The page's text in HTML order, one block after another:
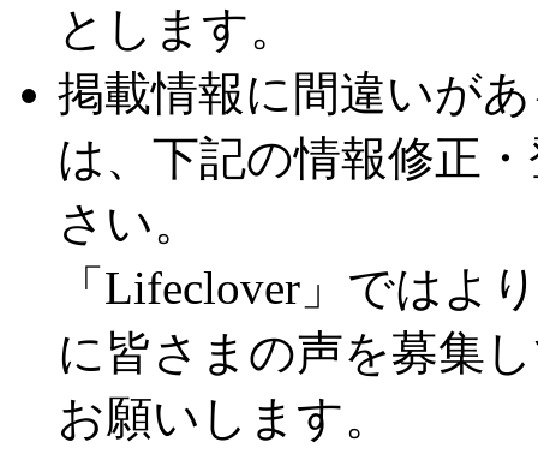
とします。
掲載情報に間違いが
は、下記の情報修正
さい。
「Lifeclover」ではよ
に皆さまの声を募集
お願いします。